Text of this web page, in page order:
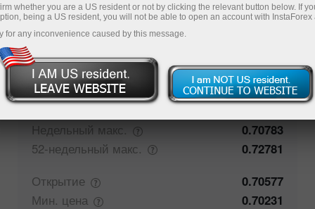
0.70711
0.70681
Мнение трейдеров
Закрытие
0.70576
Недельный макс.
0.70783
52-недельный макс.
0.72781
Открытие
0.70577
Мин. цена
0.70231
whether you are a US resident or not by clicking the relevant button below. If
being a US resident, you will not be able to open an account with InstaForex
for any inconvenience caused by this message.